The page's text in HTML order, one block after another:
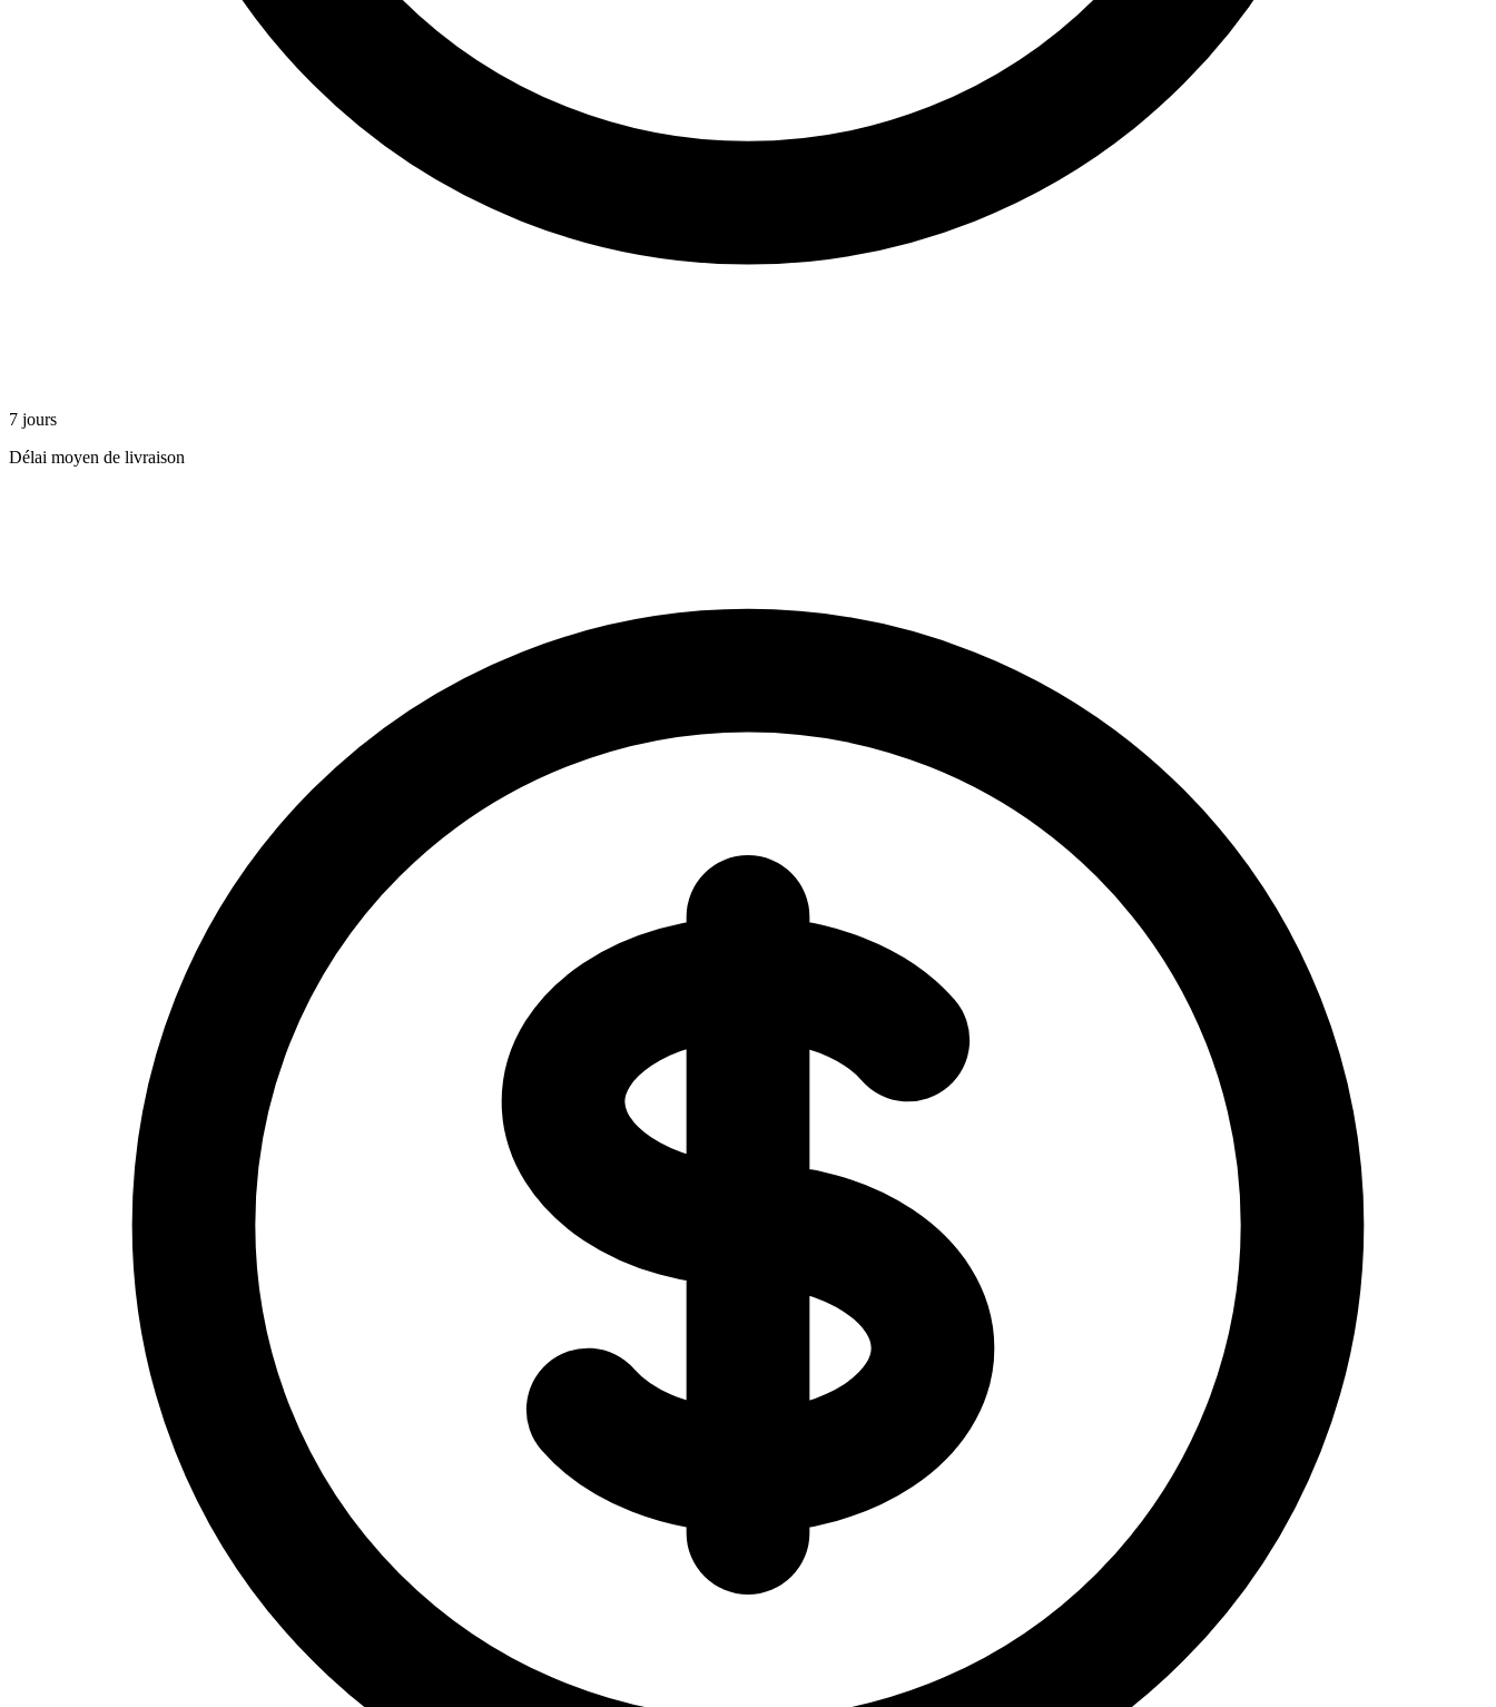
7 jours
Délai moyen de livraison